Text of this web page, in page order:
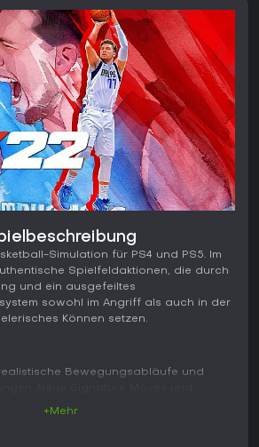
Simulation für PS4 und PS5. Im
Spielfeldaktionen, die durch
und ein ausgefeiltes
sowohl im Angriff als auch in der
Können setzen.
Bewegungsabläufe und
to-Basket- und Face-up-Varianten zur
+Mehr